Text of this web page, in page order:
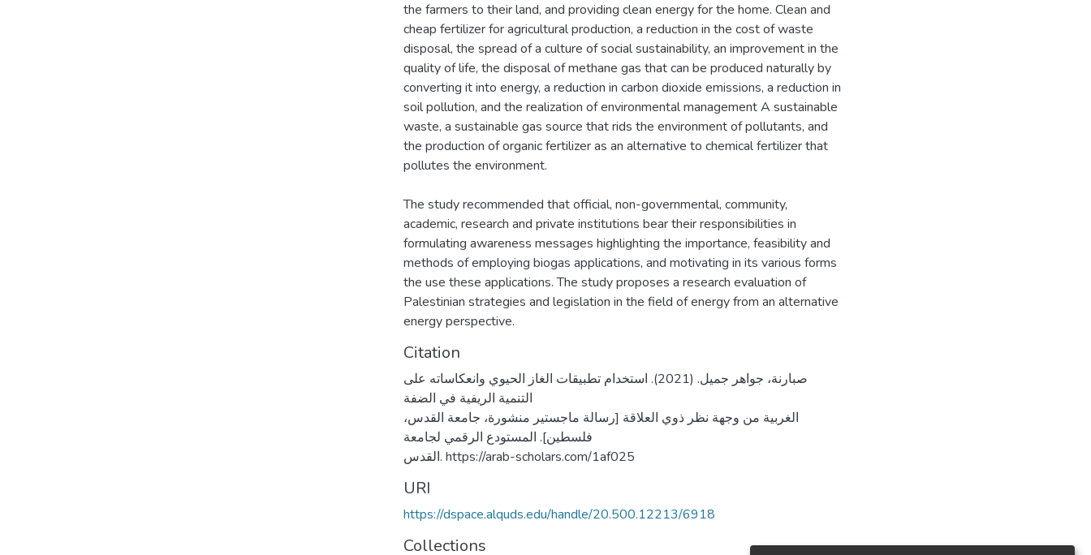
the farmers to their land, and providing clean energy for the home. Clean and
cheap fertilizer for agricultural production, a reduction in the cost of waste
disposal, the spread of a culture of social sustainability, an improvement in the
quality of life, the disposal of methane gas that can be produced naturally by
converting it into energy, a reduction in carbon dioxide emissions, a reduction in
soil pollution, and the realization of environmental management A sustainable
waste, a sustainable gas source that rids the environment of pollutants, and
the production of organic fertilizer as an alternative to chemical fertilizer that
pollutes the environment.
The study recommended that official, non-governmental, community,
academic, research and private institutions bear their responsibilities in
formulating awareness messages highlighting the importance, feasibility and
methods of employing biogas applications, and motivating in its various forms
the use these applications. The study proposes a research evaluation of
Palestinian strategies and legislation in the field of energy from an alternative
energy perspective.
Citation
صبارنة، جواهر جميل. (2021). استخدام تطبيقات الغاز الحيوي وانعكاساته على
التنمية الريفية في الضفة
الغربية من وجهة نظر ذوي العلاقة [رسالة ماجستير منشورة، جامعة القدس،
فلسطين]. المستودع الرقمي لجامعة
القدس. https://arab-scholars.com/1af025
URI
https://dspace.alquds.edu/handle/20.500.12213/6918
Collections